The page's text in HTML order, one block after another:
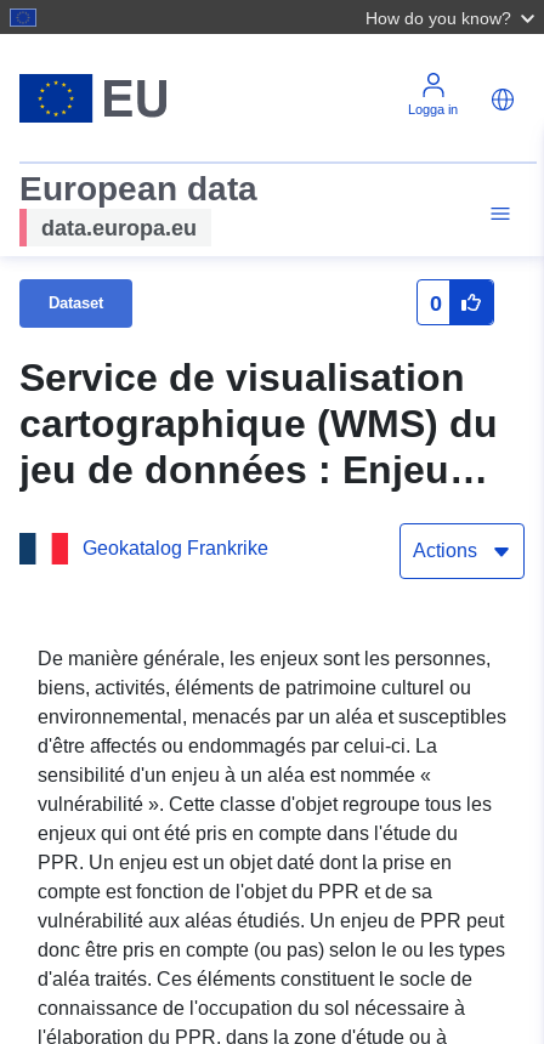
How do you know?
Logga in
European data
data.europa.eu
Dataset 0
Service de visualisation
cartographique (WMS) du
jeu de données : Enjeu
20170002
Geokatalog Frankrike Actions
De manière générale, les enjeux sont les personnes,
biens, activités, éléments de patrimoine culturel ou
environnemental, menacés par un aléa et susceptibles
d'être affectés ou endommagés par celui-ci. La
sensibilité d'un enjeu à un aléa est nommée «
vulnérabilité ». Cette classe d'objet regroupe tous les
enjeux qui ont été pris en compte dans l'étude du
PPR. Un enjeu est un objet daté dont la prise en
compte est fonction de l'objet du PPR et de sa
vulnérabilité aux aléas étudiés. Un enjeu de PPR peut
donc être pris en compte (ou pas) selon le ou les types
d'aléa traités. Ces éléments constituent le socle de
connaissance de l'occupation du sol nécessaire à
l'élaboration du PPR, dans la zone d'étude ou à